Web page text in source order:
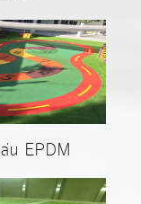
น EPDM